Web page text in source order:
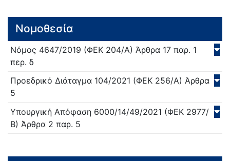
Νομοθεσία
Νόμος 4647/2019 (ΦΕΚ 204/Α) Άρθρα 17 παρ. 1
περ. δ
Προεδρικό Διάταγμα 104/2021 (ΦΕΚ 256/Α) Άρθρα
5
Υπουργική Απόφαση 6000/14/49/2021 (ΦΕΚ 2977/
Β) Άρθρα 2 παρ. 5